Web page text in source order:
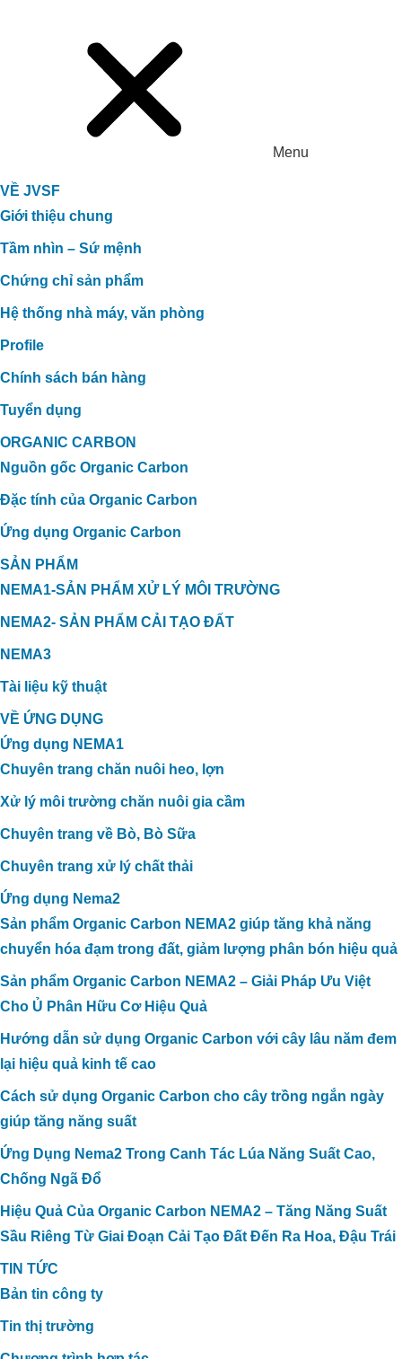
Menu
VỀ JVSF
Giới thiệu chung
Tầm nhìn – Sứ mệnh
Chứng chỉ sản phẩm
Hệ thống nhà máy, văn phòng
Profile
Chính sách bán hàng
Tuyển dụng
ORGANIC CARBON
Nguồn gốc Organic Carbon
Đặc tính của Organic Carbon
Ứng dụng Organic Carbon
SẢN PHẨM
NEMA1-SẢN PHẨM XỬ LÝ MÔI TRƯỜNG
NEMA2- SẢN PHẨM CẢI TẠO ĐẤT
NEMA3
Tài liệu kỹ thuật
VỀ ỨNG DỤNG
Ứng dụng NEMA1
Chuyên trang chăn nuôi heo, lợn
Xử lý môi trường chăn nuôi gia cầm
Chuyên trang về Bò, Bò Sữa
Chuyên trang xử lý chất thải
Ứng dụng Nema2
Sản phẩm Organic Carbon NEMA2 giúp tăng khả năng
chuyển hóa đạm trong đất, giảm lượng phân bón hiệu quả
Sản phẩm Organic Carbon NEMA2 – Giải Pháp Ưu Việt
Cho Ủ Phân Hữu Cơ Hiệu Quả
Hướng dẫn sử dụng Organic Carbon với cây lâu năm đem
lại hiệu quả kinh tế cao
Cách sử dụng Organic Carbon cho cây trồng ngắn ngày
giúp tăng năng suất
Ứng Dụng Nema2 Trong Canh Tác Lúa Năng Suất Cao,
Chống Ngã Đổ
Hiệu Quả Của Organic Carbon NEMA2 – Tăng Năng Suất
Sầu Riêng Từ Giai Đoạn Cải Tạo Đất Đến Ra Hoa, Đậu Trái
TIN TỨC
Bản tin công ty
Tin thị trường